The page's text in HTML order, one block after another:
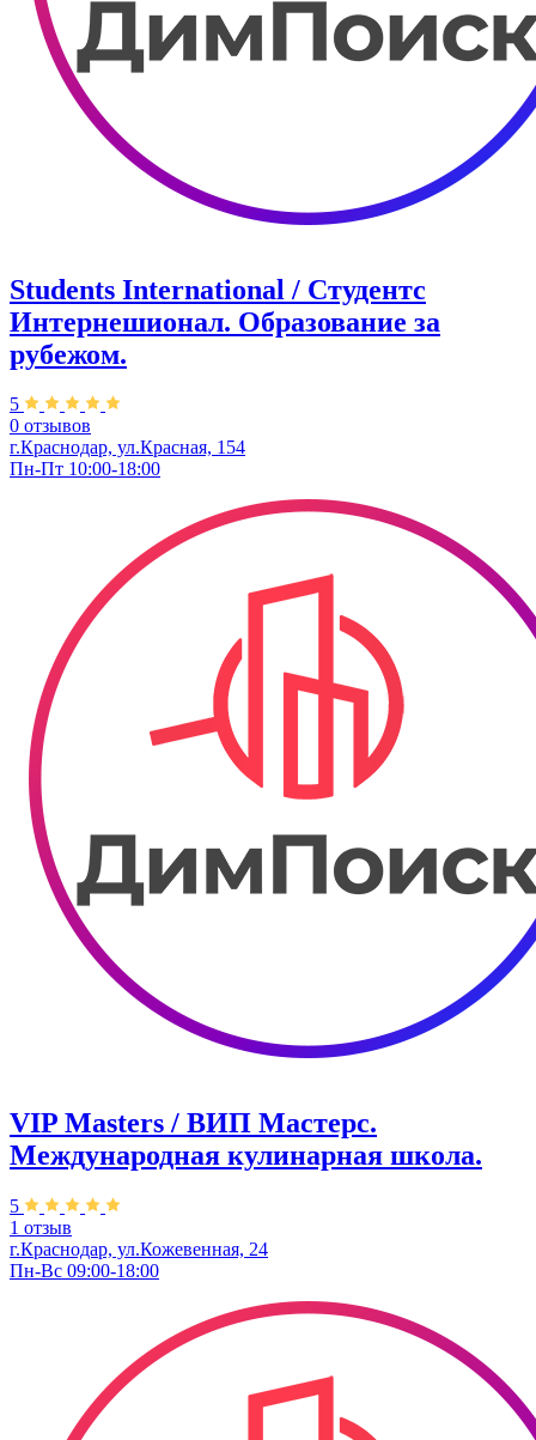
Students International / Студентс
Интернешионал. Образование за
рубежом.
5
0 отзывов
г.Краснодар, ул.Красная, 154
Пн-Пт 10:00-18:00
VIP Masters / ВИП Мастерс.
Международная кулинарная школа.
5
1 отзыв
г.Краснодар, ул.Кожевенная, 24
Пн-Вс 09:00-18:00